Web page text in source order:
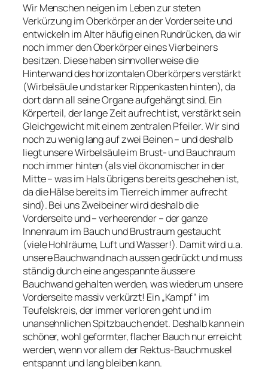
Wir Menschen neigen im Leben zur steten
Verkürzung im Oberkörper an der Vorderseite und
entwickeln im Alter häufig einen Rundrücken, da wir
noch immer den Oberkörper eines Vierbeiners
besitzen. Diese haben sinnvollerweise die
Hinterwand des horizontalen Oberkörpers verstärkt
(Wirbelsäule und starker Rippenkasten hinten), da
dort dann all seine Organe aufgehängt sind. Ein
Körperteil, der lange Zeit aufrecht ist, verstärkt sein
Gleichgewicht mit einem zentralen Pfeiler. Wir sind
noch zu wenig lang auf zwei Beinen – und deshalb
liegt unsere Wirbelsäule im Brust- und Bauchraum
noch immer hinten (als viel ökonomischer in der
Mitte – was im Hals übrigens bereits geschehen ist,
da die Hälse bereits im Tierreich immer aufrecht
sind). Bei uns Zweibeiner wird deshalb die
Vorderseite und – verheerender – der ganze
Innenraum im Bauch und Brustraum gestaucht
(viele Hohlräume, Luft und Wasser!). Damit wird u.a.
unsere Bauchwand nach aussen gedrückt und muss
ständig durch eine angespannte äussere
Bauchwand gehalten werden, was wiederum unsere
Vorderseite massiv verkürzt! Ein „Kampf“ im
Teufelskreis, der immer verloren geht und im
unansehnlichen Spitzbauch endet. Deshalb kann ein
schöner, wohl geformter, flacher Bauch nur erreicht
werden, wenn vor allem der Rektus-Bauchmuskel
entspannt und lang bleiben kann.